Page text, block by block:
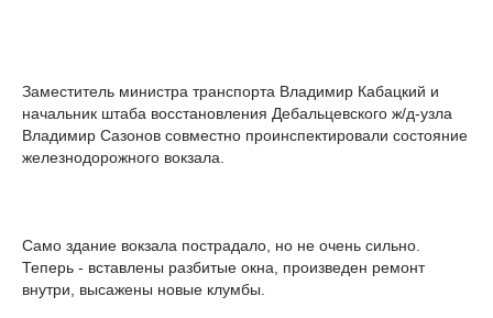
Заместитель министра транспорта Владимир Кабацкий и
начальник штаба восстановления Дебальцевского ж/д-узла
Владимир Сазонов совместно проинспектировали состояние
железнодорожного вокзала.
Само здание вокзала пострадало, но не очень сильно.
Теперь - вставлены разбитые окна, произведен ремонт
внутри, высажены новые клумбы.